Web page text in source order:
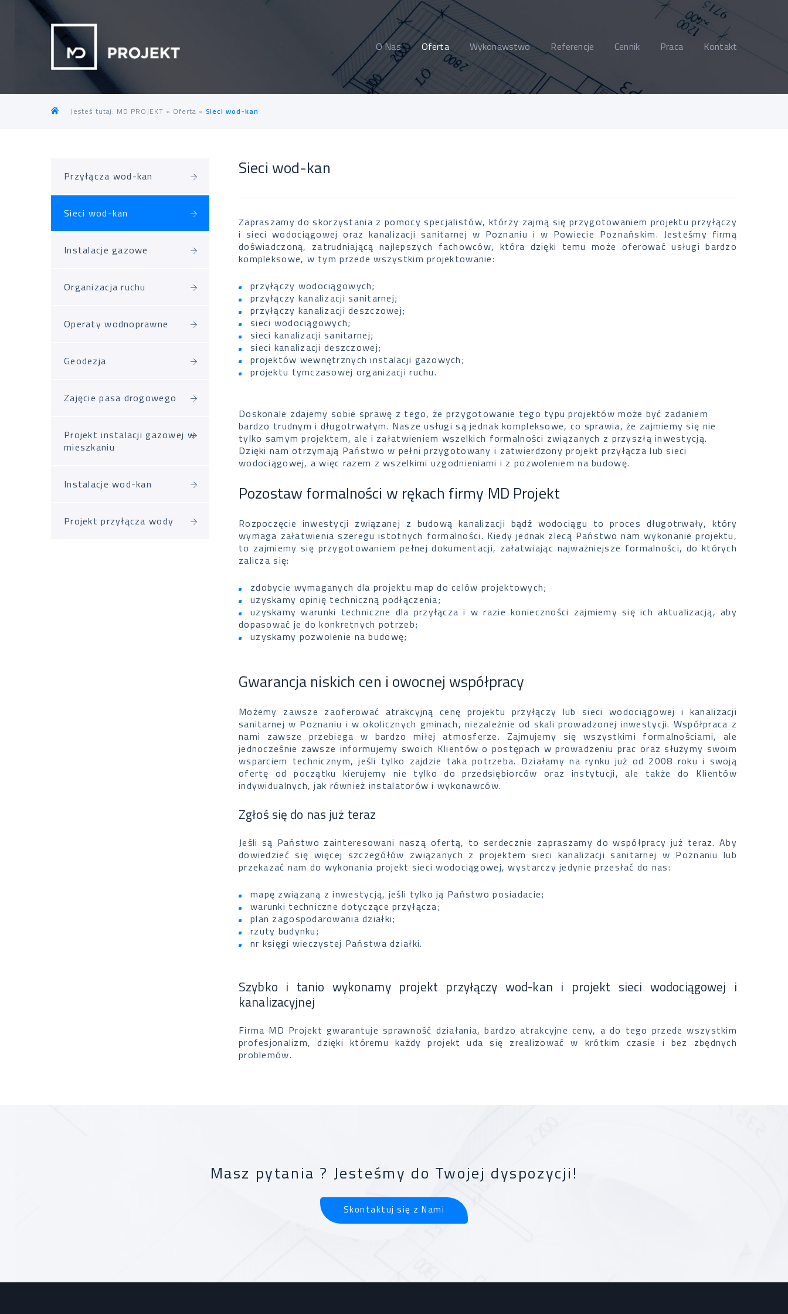
O Nas Oferta Wykonawstwo Referencje Cennik Praca Kontakt
Jesteś tutaj: MD PROJEKT » Oferta » Sieci wod-kan
Przyłącza wod-kan
Sieci wod-kan
Instalacje gazowe
Organizacja ruchu
Operaty wodnoprawne
Geodezja
Zajęcie pasa drogowego
Projekt instalacji gazowej w
mieszkaniu
Instalacje wod-kan
Projekt przyłącza wody
Sieci wod-kan
Zapraszamy do skorzystania z pomocy specjalistów, którzy zajmą się przygotowaniem projektu przyłączy
i sieci wodociągowej oraz kanalizacji sanitarnej w Poznaniu i w Powiecie Poznańskim. Jesteśmy firmą
doświadczoną, zatrudniającą najlepszych fachowców, która dzięki temu może oferować usługi bardzo
kompleksowe, w tym przede wszystkim projektowanie:
przyłączy wodociągowych;
przyłączy kanalizacji sanitarnej;
przyłączy kanalizacji deszczowej;
sieci wodociągowych;
sieci kanalizacji sanitarnej;
sieci kanalizacji deszczowej;
projektów wewnętrznych instalacji gazowych;
projektu tymczasowej organizacji ruchu.
Doskonale zdajemy sobie sprawę z tego, że przygotowanie tego typu projektów może być zadaniem
bardzo trudnym i długotrwałym. Nasze usługi są jednak kompleksowe, co sprawia, że zajmiemy się nie
tylko samym projektem, ale i załatwieniem wszelkich formalności związanych z przyszłą inwestycją.
Dzięki nam otrzymają Państwo w pełni przygotowany i zatwierdzony projekt przyłącza lub sieci
wodociągowej, a więc razem z wszelkimi uzgodnieniami i z pozwoleniem na budowę.
Pozostaw formalności w rękach firmy MD Projekt
Rozpoczęcie inwestycji związanej z budową kanalizacji bądź wodociągu to proces długotrwały, który
wymaga załatwienia szeregu istotnych formalności. Kiedy jednak zlecą Państwo nam wykonanie projektu,
to zajmiemy się przygotowaniem pełnej dokumentacji, załatwiając najważniejsze formalności, do których
zalicza się:
zdobycie wymaganych dla projektu map do celów projektowych;
uzyskamy opinię techniczną podłączenia;
uzyskamy warunki techniczne dla przyłącza i w razie konieczności zajmiemy się ich aktualizacją, aby
dopasować je do konkretnych potrzeb;
uzyskamy pozwolenie na budowę;
Gwarancja niskich cen i owocnej współpracy
Możemy zawsze zaoferować atrakcyjną cenę projektu przyłączy lub sieci wodociągowej i kanalizacji
sanitarnej w Poznaniu i w okolicznych gminach, niezależnie od skali prowadzonej inwestycji. Współpraca z
nami zawsze przebiega w bardzo miłej atmosferze. Zajmujemy się wszystkimi formalnościami, ale
jednocześnie zawsze informujemy swoich Klientów o postępach w prowadzeniu prac oraz służymy swoim
wsparciem technicznym, jeśli tylko zajdzie taka potrzeba. Działamy na rynku już od 2008 roku i swoją
ofertę od początku kierujemy nie tylko do przedsiębiorców oraz instytucji, ale także do Klientów
indywidualnych, jak również instalatorów i wykonawców.
Zgłoś się do nas już teraz
Jeśli są Państwo zainteresowani naszą ofertą, to serdecznie zapraszamy do współpracy już teraz. Aby
dowiedzieć się więcej szczegółów związanych z projektem sieci kanalizacji sanitarnej w Poznaniu lub
przekazać nam do wykonania projekt sieci wodociągowej, wystarczy jedynie przesłać do nas:
mapę związaną z inwestycją, jeśli tylko ją Państwo posiadacie;
warunki techniczne dotyczące przyłącza;
plan zagospodarowania działki;
rzuty budynku;
nr księgi wieczystej Państwa działki.
Szybko i tanio wykonamy projekt przyłączy wod-kan i projekt sieci wodociągowej i
kanalizacyjnej
Firma MD Projekt gwarantuje sprawność działania, bardzo atrakcyjne ceny, a do tego przede wszystkim
profesjonalizm, dzięki któremu każdy projekt uda się zrealizować w krótkim czasie i bez zbędnych
problemów.
Masz pytania ? Jesteśmy do Twojej dyspozycji!
Skontaktuj się z Nami